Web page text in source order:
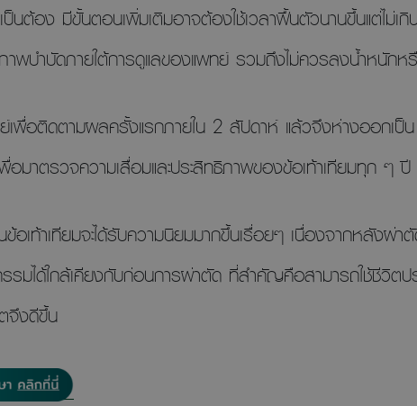
นต้อง มีขั้นตอนเพิ่มเติมอาจต้องใช้เวลาฟื้นตัวนานขึ้นแต่ไม่
าพบำบัดภายใต้การดูแลของแพทย์ รวมถึงไม่ควรลงน้ำหนักหรื
พื่อติดตามผลครั้งแรกภายใน 2 สัปดาห์ แล้วจึงห่างออกเ
มาตรวจความเสื่อมและประสิทธิภาพของข้อเท้าเทียมทุก ๆ ปี
อเท้าเทียมจะได้รับความนิยมมากขึ้นเรื่อยๆ เนื่องจากหลังผ่
รมได้ใกล้เคียงกับก่อนการผ่าตัด ที่สำคัญคือสามารถใช้ชีวิตป
จึงดีขึ้น